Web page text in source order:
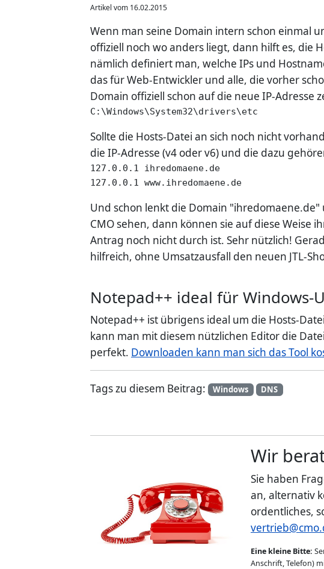
Artikel vom 16.02.2015
Wenn man seine Domain intern schon einmal
offiziell noch wo anders liegt, dann hilft es, die
nämlich definiert man, welche IPs und
das für Web-Entwickler und alle, die vorher
Domain offiziell schon auf die neue IP-Adresse
C:\Windows\System32\drivers\etc
Sollte die Hosts-Datei an sich noch nicht
die IP-Adresse (v4 oder v6) und die dazu
127.0.0.1 ihredomaene.de
127.0.0.1 www.ihredomaene.de
Und schon lenkt die Domain "ihredomaene.de"
CMO sehen, dann können sie auf diese Weise
Antrag noch nicht durch ist. Sehr nützlich!
hilfreich, ohne Umsatzausfall den neuen JTL-
Notepad++ ideal für Windows-
Notepad++ ist übrigens ideal um die Hosts-
kann man mit diesem nützlichen Editor die
perfekt. Downloaden kann man sich das Tool
Tags zu diesem Beitrag: Windows DNS
Wir
Sie haben
an, alternativ
ordentliches,
Eine kleine Bitte:
Anschrift, Telefon)